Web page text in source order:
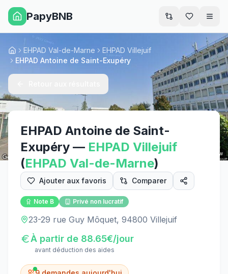
PapyBNB
Street View
AccueilEHPAD Val-de-Marne
EHPAD Villejuif
EHPAD Antoine de Saint-Exupéry
EHPAD Antoine de Saint-
Exupéry — EHPAD Villejuif
(EHPAD Val-de-Marne)
Ajouter aux favoris Comparer
Note B Privé non lucratif
23-29 rue Guy Môquet, 94800 Villejuif
À partir de 88.65€/jour
avant déduction des aides